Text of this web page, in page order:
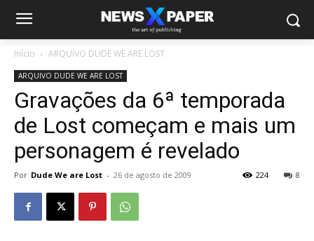
Início ARQUIVO DUDE WE ARE LOST
ARQUIVO DUDE WE ARE LOST
Gravações da 6ª temporada
de Lost começam e mais um
personagem é revelado
Por Dude We are Lost - 26 de agosto de 2009 8
224